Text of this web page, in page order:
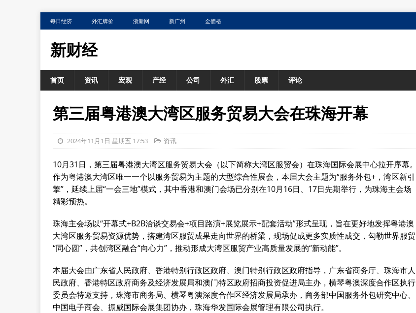
每日经济 外汇牌价 浙新网 新广州 金価格
新财经
首页 资讯 宏观 产经 公司 外汇 股票 评论
第三届粤港澳大湾区服务贸易大会在珠海开幕
2024年11月1日 星期五 17:53 资讯
10月31日，第三届粤港澳大湾区服务贸易大会（以下简称大湾区服贸会）在珠海国际会展中心拉开序幕。
作为粤港澳大湾区唯一一个以服务贸易为主题的大型综合性展会，本届大会主题为“服务外包+，湾区新引
擎”，延续上届“一会三地”模式，其中香港和澳门会场已分别在10月16日、17日先期举行，为珠海主会场
精彩预热。
珠海主会场以“开幕式+B2B洽谈交易会+项目路演+展览展示+配套活动”形式呈现，旨在更好地发挥粤港澳
大湾区服务贸易资源优势，搭建湾区服贸成果走向世界的桥梁，现场促成更多实质性成交，勾勒世界服贸
“同心圆”，共创湾区融合“向心力”，推动形成大湾区服贸产业高质量发展的“新动能”。
本届大会由广东省人民政府、香港特别行政区政府、澳门特别行政区政府指导，广东省商务厅、珠海市人
民政府、香港特区政府商务及经济发展局和澳门特区政府招商投资促进局主办，横琴粤澳深度合作区执行
委员会特邀支持，珠海市商务局、横琴粤澳深度合作区经济发展局承办，商务部中国服务外包研究中心、
中国电子商会、振威国际会展集团协办，珠海华发国际会展管理有限公司执行。